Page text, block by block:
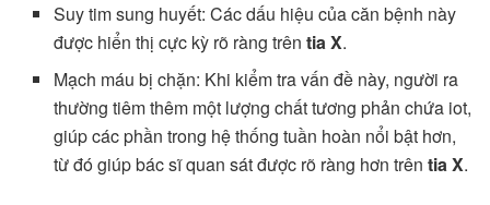
Suy tim sung huyết: Các dấu hiệu của căn bệnh này
được hiển thị cực kỳ rõ ràng trêntia X.
Mạch máu bị chặn: Khi kiểm tra vấn đề này, người ra
thường tiêm thêm một lượng chất tương phản chứa iot,
giúp các phần trong hệ thống tuần hoàn nổi bật hơn,
từ đó giúp bác sĩ quan sát được rõ ràng hơn trêntia X.